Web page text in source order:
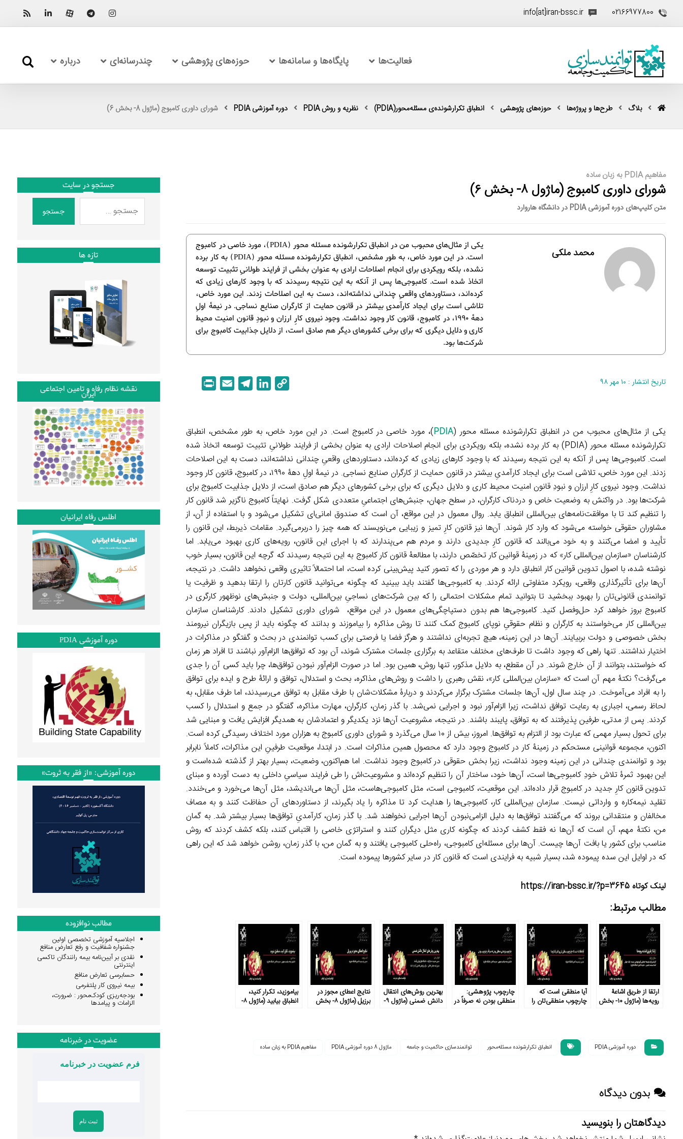
02166977800
info[at]iran-bssc.ir
فعالیت‌ها پایگاه‌ها و سامانه‌ها حوزه‌های پژوهشی چندرسانه‌ای درباره
بلاگ طرح‌ها و پروژه‌ها حوزه‌های پژوهشی انطباق تکرارشونده‌ی مسئله‌محور(PDIA) نظریه و روش PDIA دوره آموزشی PDIA شورای داوری کامبوج (ماژول 8- بخش 6)
مفاهیم PDIA به زبان ساده
شورای داوری کامبوج (ماژول ۸- بخش ۶)
متن کلیپ‌های دوره آموزشی PDIA در دانشگاه هاروارد
یکی از مثال‌های محبوب من در انطباق تکرارشونده مسئله محور (PDIA)، مورد خاصی در کامبوج
است. در این مورد خاص، به طور مشخص، انطباق تکرارشونده مسئله محور (PDIA) به کار برده
نشده، بلکه رویکردی برای انجام اصلاحات ارادی به عنوان بخشی از فرایند طولانیِ تثبیت توسعه
اتخاذ شده است. کامبوجی‌ها پس از آنکه به این نتیجه رسیدند که با وجود کارهای زیادی که
کرده‌اند، دستاوردهای واقعیِ چندانی نداشته‌اند، دست به این اصلاحات زدند. این مورد خاص،
تلاشی است برای ایجاد کارآمدیِ بیشتر در قانون حمایت از کارگران صنایع نساجی. در نیمۀ اولِ
دهۀ 1990، در کامبوج، قانون کار وجود نداشت. وجود نیروی کارِ ارزان و نبودِ قانون امنیت محیط
کاری و دلایل دیگری که برای برخی کشورهای دیگر هم صادق است، از دلایل جذابیت کامبوج برای
شرکت‌ها بود.
محمد ملکی
تاریخ انتشار : ۱۰ مهر ۹۸
L
i
n
k
d
I
n
r
a
m
l
n
t
یکی از مثال‌های محبوب من در انطباق تکرارشونده مسئله محور (PDIA)، مورد خاصی در کامبوج است. در این مورد خاص، به طور مشخص، انطباق
تکرارشونده مسئله محور (PDIA) به کار برده نشده، بلکه رویکردی برای انجام اصلاحات ارادی به عنوان بخشی از فرایند طولانیِ تثبیت توسعه اتخاذ شده
است. کامبوجی‌ها پس از آنکه به این نتیجه رسیدند که با وجود کارهای زیادی که کرده‌اند، دستاوردهای واقعیِ چندانی نداشته‌اند، دست به این اصلاحات
زدند. این مورد خاص، تلاشی است برای ایجاد کارآمدیِ بیشتر در قانون حمایت از کارگران صنایع نساجی. در نیمۀ اولِ دهۀ ۱۹۹۰، در کامبوج، قانون کار وجود
نداشت. وجود نیروی کارِ ارزان و نبودِ قانون امنیت محیط کاری و دلایل دیگری که برای برخی کشورهای دیگر هم صادق است، از دلایل جذابیت کامبوج برای
شرکت‌ها بود. در واکنش به وضعیت خاص و دردناک کارگران، در سطح جهان، جنبش‌های اجتماعیِ متعددی شکل گرفت. نهایتاً کامبوج ناگزیر شد قانون کار
را تنظیم کند تا با موافقت‌نامه‌های بین‌المللی انطباق یابد. روال معمول در این مواقع، آن است که صندوق امانی‌ای تشکیل می‌شود و با استفاده از آن، از
مشاوران حقوقی خواسته می‌شود که وارد کار شوند. آن‌ها نیز قانون کارِ تمیز و زیبایی می‌نویسند که همه چیز را دربرمی‌گیرد. مقامات ذیربط، این قانون را
تأیید و امضا می‌کنند و به خود می‌بالند که قانون کارِ جدیدی دارند و مردم هم می‌پندارند که با اجرای این قانون، رویه‌های کاری بهبود می‌یابد. اما
کارشناسان «سازمان بین‌المللی کار» که در زمینۀ قوانین کار تخصّص دارند، با مطالعۀ قانون کار کامبوج به این نتیجه رسیدند که گرچه این قانون، بسیار خوب
نوشته شده، با اصول تدوین قوانین کار انطباق دارد و هر موردی را که تصور کنید پیش‌بینی کرده است، اما احتمالاً تاثیری واقعی نخواهد داشت. در نتیجه،
آن‌ها برای تأثیرگذاری واقعی، رویکرد متفاوتی ارائه کردند. به کامبوجی‌ها گفتند باید ببینید که چگونه می‌توانید قانون کارتان را ارتقا بدهید و ظرفیت یا
توانمندی قانونی‌تان را بهبود ببخشید تا بتوانید تمام مشکلات احتمالی را که بین شرکت‌های نساجیِ بین‌المللی، دولت و جنبش‌های نوظهور کارگری در
کامبوج بروز خواهد کرد حل‌وفصل کنید. کامبوجی‌ها هم بدون دستپاچگی‌های معمول در این مواقع، شورای داوری تشکیل دادند. کارشناسان سازمان
بین‌المللی کار می‌خواستند به کارگران و نظام حقوقیِ نوپای کامبوج کمک کنند تا روش مذاکره را بیاموزند و بدانند که چگونه باید از پسِ بازیگران نیرومند
بخش خصوصی و دولت بربیایند. آن‌ها در این زمینه، هیچ تجربه‌ای نداشتند و هرگز فضا یا فرصتی برای کسب توانمندی در بحث و گفتگو در مذاکرات در
اختیار نداشتند. تنها راهی که وجود داشت تا طرف‌های مختلف متقاعد به برگزاری جلسات مشترک شوند، آن بود که توافق‌ها الزام‌آور نباشند تا افراد هر زمان
که خواستند، بتوانند از آن خارج شوند. در آن مقطع، به دلایل مذکور، تنها روش، همین بود. اما در صورت الزام‌آور نبودن توافق‌ها، چرا باید کسی آن را جدی
می‌گرفت؟ نکتۀ مهم آن است که «سازمان بین‌المللی کار»، نقش رهبری را داشت و روش‌های مذاکره، بحث و استدلال، توافق و ارائۀ طرح و ایده برای توافق
را به افراد می‌آموخت. در چند سال اول، آن‌ها جلسات مشترک برگزار می‌کردند و دربارۀ مشکلات‌شان با طرف مقابل به توافق می‌رسیدند، اما طرف مقابل، به
لحاظ رسمی، اجباری به رعایت توافق نداشت، زیرا الزام‌آور نبود و اجرایی نمی‌شد. با گذر زمان، کارگران، مهارت مذاکره، گفتگو در جمع و استدلال را کسب
کردند. پس از مدتی، طرفین پذیرفتند که به توافق، پایبند باشند. در نتیجه، مشروعیت آن‌ها نزد یکدیگر و اعتمادشان به همدیگر افزایش یافت و مبنایی شد
برای تحول بسیار مهمی که عبارت بود از التزام به توافق‌ها. امروز، بیش از ۱۰ سال می‌گذرد و شورای داوری کامبوج به هزاران مورد اختلاف رسیدگی کرده است.
اکنون، مجموعه قوانینی مستحکم در زمینۀ کار در کامبوج وجود دارد که محصول همین مذاکرات است. در ابتدا، موقعیت طرفینِ این مذاکرات، کاملاً نابرابر
بود و توانمندی چندانی در این زمینه وجود نداشت، زیرا بخش حقوقی در کامبوج وجود نداشت. اما هم‌اکنون، وضعیت، بسیار بهتر از گذشته شده‌است و
این بهبود ثمرۀ تلاش خودِ کامبوجی‌ها است، آن‌ها خود، ساختار آن را تنظیم کرده‌اند و مشروعیت‌اش را طی فرایند سیاسیِ داخلی به دست آورده و مبنای
تدوین قانون کارِ جدید در کامبوج قرار داده‌اند. این موقعیت، کامبوجی است، مثل کامبوجی‌هاست، مثل آن‌ها می‌اندیشد، مثل آن‌ها می‌خورد و می‌خندد.
تقلید نیمه‌کاره و وارداتی نیست. سازمان بین‌المللی کار، کامبوجی‌ها را هدایت کرد تا مذاکره را یاد بگیرند، از دستاوردهای آن حفاظت کنند و به مصاف
مخالفان و منتقدانی بروند که می‌گفتند توافق‌ها به دلیل الزامی‌نبودن آن‌ها اجرایی نخواهند شد. با گذر زمان، کارآمدیِ توافق‌ها بسیار بیشتر شد. به گمان
من، نکتۀ مهم، آن است که آن‌ها نه فقط کشف کردند که چگونه کاری مثل دیگران کنند و استراتژی خاصی را اقتباس کنند، بلکه کشف کردند که روش
مناسب برای کشور یا بافت آن‌ها چیست. آن‌ها برای مسئله‌ای کامبوجی، راه‌حلی کامبوجی یافتند و به گمان من، با گذر زمان، روشن خواهد شد که این راهی
که در اوایل این سده پیموده شد، بسیار شبیه به فرایندی است که قانون کار در سایر کشورها پیموده است.
لینک کوتاه https://iran-bssc.ir/?p=3645
مطالب مرتبط:
ارتقا از طریق اشاعۀ
رویه‌ها (ماژول ۱۰- بخش
آیا منطقی است که
چارچوب منطقی‌تان را
چارچوب پژوهشی:
منطقی بودن نه صرفاً در
بهترین روش‌های انتقال
دانش ضمنی (ماژول ۹-
نتایج اعطای مجوز در
برزیل (ماژول ۸- بخش
بیاموزید، تکرار کنید،
انطباق بیابید (ماژول ۸-
دوره آموزشی PDIA انطباق تکرارشونده مسئله‌محور توانمندسازی حاکمیت و جامعه ماژول 8 دوره آموزشی PDIA مفاهیم PDIA به زبان ساده
بدون دیدگاه
دیدگاهتان را بنویسید
جستجو در سایت
جستجو
تازه ها
نقشه نظام رفاه و تامین اجتماعی
ایران
اطلس رفاه ایرانیان
دوره آموزشی PDIA
دوره آموزشی: «از فقر به ثروت»
مطالب نوافزوده
اجلاسیه آموزشی تخصصی اولین
جشنواره شفافیت و رفع تعارض منافع
نقدی بر آیین‌نامه بیمه رانندگان تاکسی
اینترنتی
حسابرسی تعارض منافع
بیمه نیروی کار پلتفرمی
بودجه‌ریزی کودک‌محور : ضرورت،
الزامات و پیامدها
عضویت در خبرنامه
فرم عضویت در خبرنامه